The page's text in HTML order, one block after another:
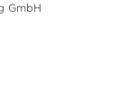
GmbH